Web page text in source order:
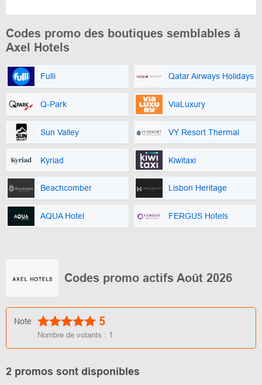
Codes promo des boutiques semblables à
Axel Hotels
Fulli Qatar Airways Holidays
Q-Park ViaLuxury
Sun Valley VY Resort Thermal
Kyriad Kiwitaxi
Beachcomber Lisbon Heritage
AQUA Hotel FERGUS Hotels
Codes promo actifs Août 2026
Note 5
Nombre de votants : 1
2 promos sont disponibles